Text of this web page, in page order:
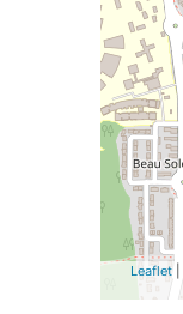
Leaflet|